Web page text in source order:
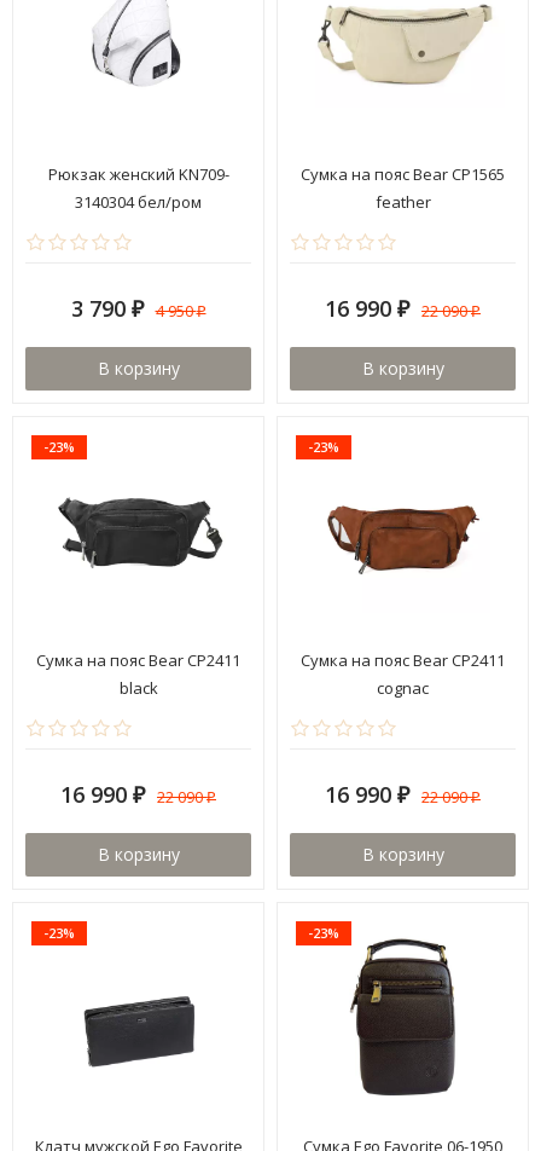
Рюкзак женский KN709-
3140304 бел/ром
3 790 ₽ 4 950₽
В корзину
Сумка на пояс Bear CP1565
feather
16 990 ₽ 22 090₽
В корзину
-23%
Сумка на пояс Bear CP2411
black
16 990 ₽ 22 090₽
В корзину
-23%
Сумка на пояс Bear CP2411
cognac
16 990 ₽ 22 090₽
В корзину
-23%
Клатч мужской Ego Favorite
-23%
Сумка Ego Favorite 06-1950